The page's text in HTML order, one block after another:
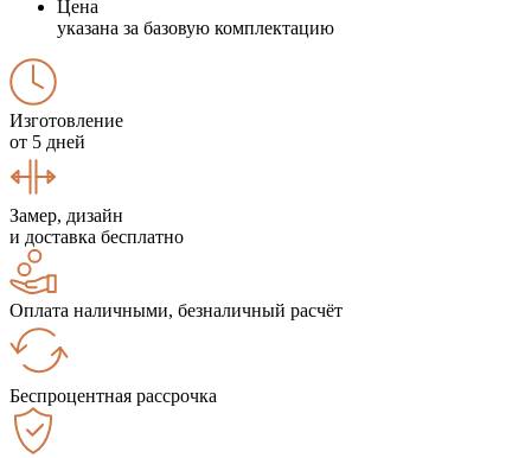
Цена
указана за базовую комплектацию
Изготовление
от 5 дней
Замер, дизайн
и доставка бесплатно
Оплата наличными, безналичный расчёт
Беспроцентная рассрочка